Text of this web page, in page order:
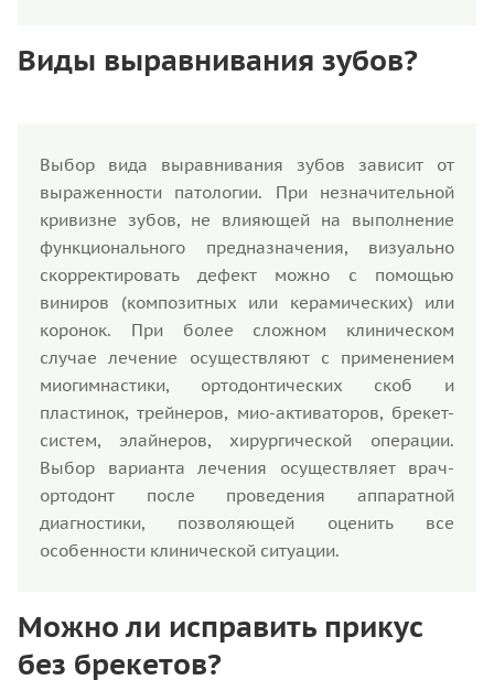
Виды выравнивания зубов?
Выбор вида выравнивания зубов зависит от
выраженности патологии. При незначительной
кривизне зубов, не влияющей на выполнение
функционального предназначения, визуально
скорректировать дефект можно с помощью
виниров (композитных или керамических) или
коронок. При более сложном клиническом
случае лечение осуществляют с применением
миогимнастики, ортодонтических скоб и
пластинок, трейнеров, мио-активаторов, брекет-
систем, элайнеров, хирургической операции.
Выбор варианта лечения осуществляет врач-
ортодонт после проведения аппаратной
диагностики, позволяющей оценить все
особенности клинической ситуации.
Можно ли исправить прикус
без брекетов?